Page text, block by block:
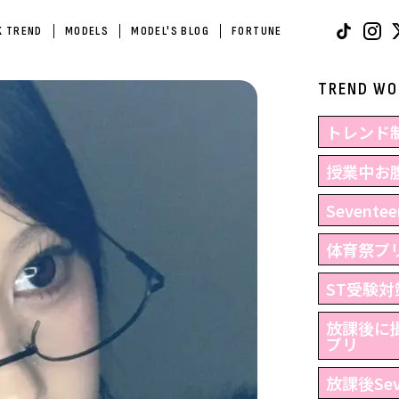
TREND MODELS MODEL'S BLOG FORTUNE
TREND
トレンド
授業中お
体育祭プ
ST受験
放課後に
プリ
放課後